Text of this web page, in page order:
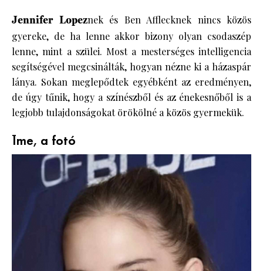
Jennifer Lopeznek és Ben Afflecknek nincs közös
gyereke, de ha lenne akkor bizony olyan csodaszép
lenne, mint a szülei. Most a mesterséges intelligencia
segítségével megcsinálták, hogyan nézne ki a házaspár
lánya. Sokan meglepődtek egyébként az eredményen,
de úgy tűnik, hogy a színészből és az énekesnőből is a
legjobb tulajdonságokat örökölné a közös gyermekük.
Íme, a fotó